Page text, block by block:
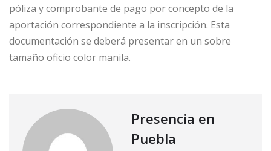
póliza y comprobante de pago por concepto de la
aportación correspondiente a la inscripción. Esta
documentación se deberá presentar en un sobre
tamaño oficio color manila.
Presencia en
Puebla